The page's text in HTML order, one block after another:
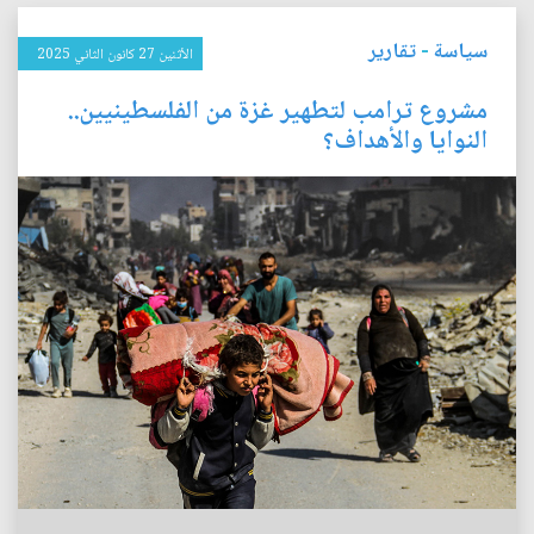
سياسة-تقارير الأثنين 27 كانون الثاني 2025
مشروع ترامب لتطهير غزة من الفلسطينيين..
النوايا والأهداف؟